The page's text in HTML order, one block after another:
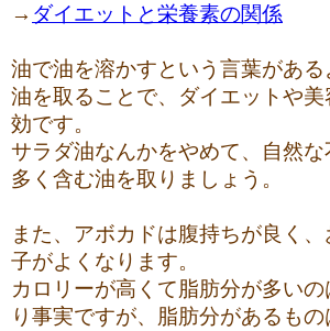
→ ダイエットと栄養素の関係
油で油を溶かすという言葉があ
油を取ることで、ダイエットや
効です。
サラダ油なんかをやめて、自然
多く含む油を取りましょう。
また、アボカドは腹持ちが良く
子がよくなります。
カロリーが高くて脂肪分が多い
り事実ですが、脂肪分があるもの